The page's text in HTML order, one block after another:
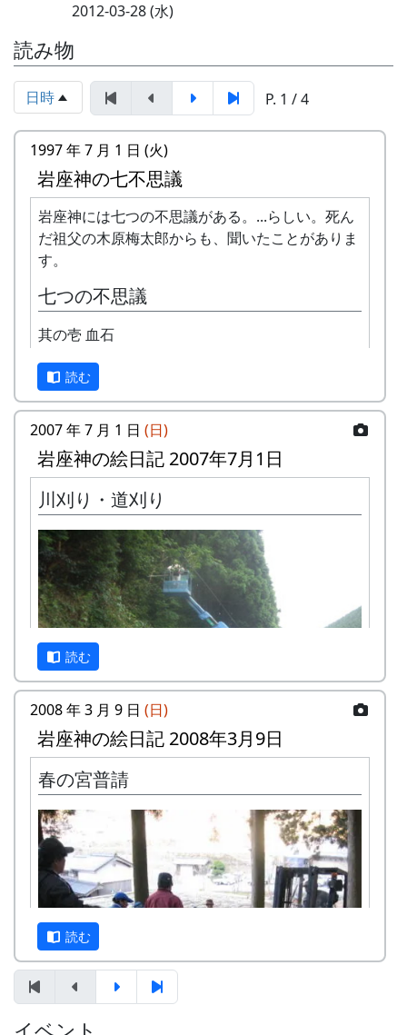
2012-03-28 (水)
読み物
日時 P. 1 / 4
1997 年 7 月 1 日 (火)
岩座神の七不思議
岩座神には七つの不思議がある。...らしい。死ん
だ祖父の木原梅太郎からも、聞いたことがありま
す。
七つの不思議
其の壱 血石
岩座神入口の道の西側、渓流に臨んで、上面が平
らで赤みを帯びた巨石があり、血石と呼ばれてい
る。
その昔、岩座神の神光寺が隆盛をきわめていたこ
ろ、加古川流域の人々は死者が出ると、はるか南
方から遺体を運んでこの寺に葬った。その際、死
人はみな一度この石の上に置いたところから、血
読む
2007 年 7 月 1 日 (日)
岩座神の絵日記 2007年7月1日
川刈り・道刈り
正確に言うと「川(岸の草)刈り」、「道(端の草)刈
り」だ。川や道そのものを刈る訳ではない。
毎年、この時季に行なうのだが、朝早くから夕方
まで、結構きつい労働だ。
写真は、岩座神の入り口、七不思議の「血石」が
あるあたり。新兵器(「高所作業車」とか呼ぶの
かな)を使って、崖の草を刈っている。
読む
2008 年 3 月 9 日 (日)
岩座神の絵日記 2008年3月9日
春の宮普請
読む